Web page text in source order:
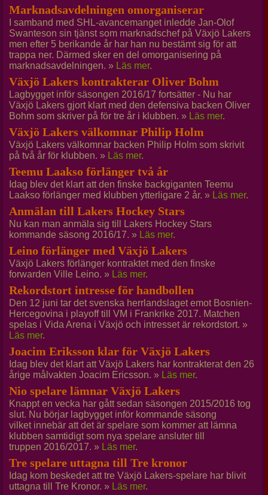
Marknadsavdelningen omorganiserar
I samband med SHL-avancemanget inledde Jan-Olof
Swanteson sin tjänst som marknadschef på Växjö Lakers
men efter 5 berikande år har han nu bestämt sig för att
trappa ner. Därmed sker en del omorganisering på
marknadsavdelningen. » Läs mer.
Växjö Lakers kontrakterar Oliver Bohm
Lagbygget inför säsongen 2016/17 fortsätter - Nu har
Växjö Lakers gjort klart med den defensiva backen Oliver
Bohm som skriver på för tre år i klubben. » Läs mer.
Växjö Lakers välkomnar Philip Holm
Växjö Lakers välkomnar backen Philip Holm som skrivit
på två år för klubben. » Läs mer.
Teemu Laakso förlänger två år
Idag blev det klart att den finske backgiganten Teemu
Laakso förlänger med klubben ytterligare 2 år. » Läs mer.
Anmälan till Lakers Hockey Stars
Nu kan man anmäla sig till Lakers Hockey Stars
kommande säsong 2016/17. » Läs mer.
Leino förlänger med Växjö Lakers
Växjö Lakers förlänger kontraktet med den finske
forwarden Ville Leino. » Läs mer.
Rekordstort intresse för handbollen
Den 12 juni tar det svenska herrlandslaget emot Bosnien-
Hercegovina i playoff till VM i Frankrike 2017. Matchen
spelas i Vida Arena i Växjö och intresset är rekordstort. »
Läs mer.
Joacim Eriksson klar för Växjö Lakers
Idag blev det klart att Växjö Lakers har kontrakterat den 26
årige målvakten Joacim Ericsson. » Läs mer.
Nio spelare lämnar Växjö Lakers
Knappt en vecka har gått sedan säsongen 2015/2016 tog
slut. Nu börjar lagbygget inför kommande säsong
vilket innebär att det är spelare som kommer att lämna
klubben samtidigt som nya spelare ansluter till
truppen 2016/2017. » Läs mer.
Tre spelare uttagna till Tre kronor
Idag kom beskedet att tre Växjö Lakers-spelare har blivit
uttagna till Tre Kronor. » Läs mer.